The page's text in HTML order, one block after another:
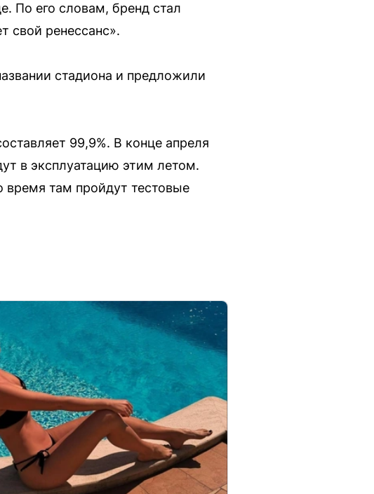
По его словам, бренд стал
свой ренессанс».
стадиона и предложили
99,9%. В конце апреля
в эксплуатацию этим летом.
там пройдут тестовые